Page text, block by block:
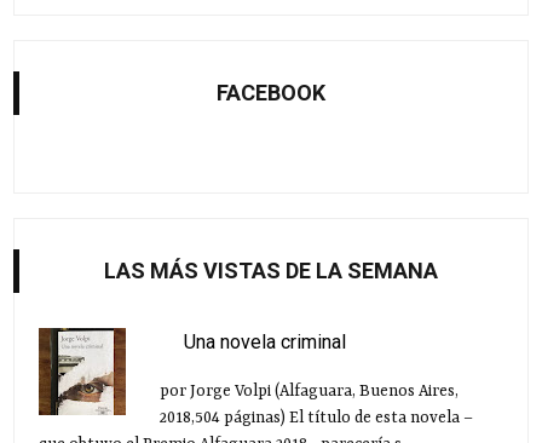
FACEBOOK
LAS MÁS VISTAS DE LA SEMANA
Una novela criminal
por Jorge Volpi (Alfaguara, Buenos Aires,
2018,504 páginas) El título de esta novela –